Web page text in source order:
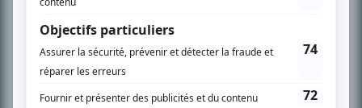
Accueil
Liste des oeuvres